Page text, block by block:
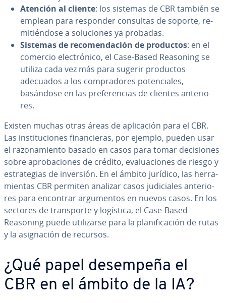
Atención al cliente: los sistemas de CBR también se
emplean para responder consultas de soporte, re­
mi­tié­n­do­se a so­lu­cio­nes ya probadas.
Sistemas de re­co­me­n­da­ción de productos: en el
comercio ele­c­tró­ni­co, el Case-Based Reasoning se
utiliza cada vez más para sugerir productos
adecuados a los co­m­pra­do­res po­te­n­cia­les,
basándose en las pre­fe­re­n­cias de clientes an­te­rio­
res.
Existen muchas otras áreas de apli­ca­ción para el CBR.
Las in­s­ti­tu­cio­nes fi­na­n­cie­ras, por ejemplo, pueden usar
el ra­zo­na­mie­n­to basado en casos para tomar de­ci­sio­nes
sobre apro­ba­cio­nes de crédito, eva­lua­cio­nes de riesgo y
es­tra­te­gias de inversión. En el ámbito jurídico, las he­rra­
mie­n­tas CBR permiten analizar casos ju­di­cia­les an­te­rio­
res para encontrar ar­gu­me­n­tos en nuevos casos. En los
sectores de tra­n­s­po­r­te y logística, el Case-Based
Reasoning puede uti­li­zar­se para la pla­ni­fi­ca­ción de rutas
y la asi­g­na­ción de recursos.
¿Qué papel desempeña el
CBR en el ámbito de la IA?